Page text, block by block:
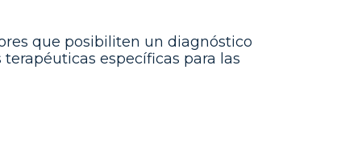
que posibiliten un diagnóstico
específicas para las